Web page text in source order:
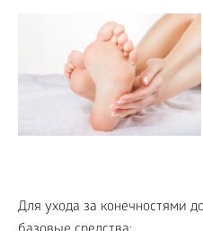
Для ухода за конечностями